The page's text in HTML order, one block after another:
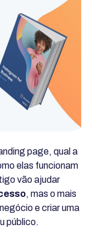
page, qual a
elas funcionam
vão ajudar
, mas o mais
e criar uma
público.